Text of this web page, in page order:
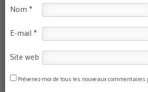
Nom *
E-mail *
Site web
Prévenez-moi de tous les nouveaux commentaires